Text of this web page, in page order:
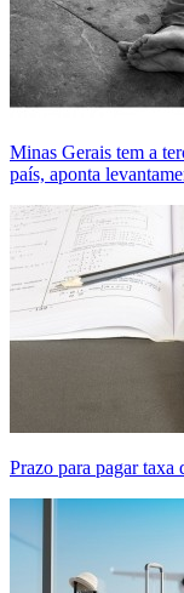
Minas Gerais tem a
país, aponta
Prazo para pagar